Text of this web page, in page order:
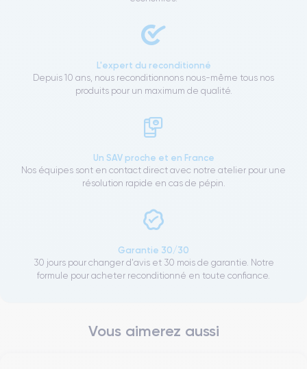
L'expert du reconditionné
Depuis 10 ans, nous reconditionnons nous-même tous nos
produits pour un maximum de qualité.
Un SAV proche et en France
Nos équipes sont en contact direct avec notre atelier pour une
résolution rapide en cas de pépin.
Garantie 30/30
30 jours pour changer d'avis et 30 mois de garantie. Notre
formule pour acheter reconditionné en toute confiance.
Vous aimerez aussi